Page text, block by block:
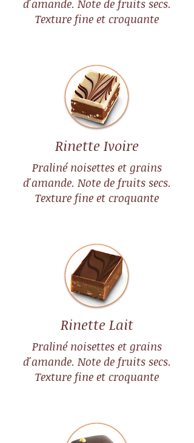
d'amande. Note de fruits secs.
Texture fine et croquante
Rinette Ivoire
Praliné noisettes et grains
d'amande. Note de fruits secs.
Texture fine et croquante
Rinette Lait
Praliné noisettes et grains
d'amande. Note de fruits secs.
Texture fine et croquante